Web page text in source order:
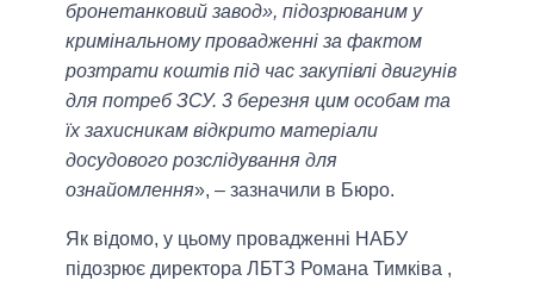
бронетанковий завод», підозрюваним у
кримінальному провадженні за фактом
розтрати коштів під час закупівлі двигунів
для потреб ЗСУ. 3 березня цим особам та
їх захисникам відкрито матеріали
досудового розслідування для
ознайомлення», – зазначили в Бюро.
Як відомо, у цьому провадженні НАБУ
підозрює директора ЛБТЗ Романа Тимківа ,